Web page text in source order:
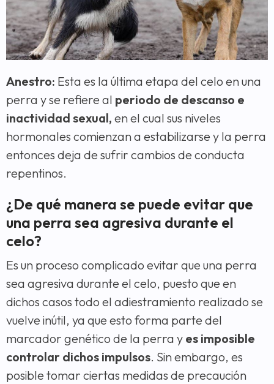
Anestro: Esta es la última etapa del celo en una
perra y se refiere al periodo de descanso e
inactividad sexual, en el cual sus niveles
hormonales comienzan a estabilizarse y la perra
entonces deja de sufrir cambios de conducta
repentinos.
¿De qué manera se puede evitar que
una perra sea agresiva durante el
celo?
Es un proceso complicado evitar que una perra
sea agresiva durante el celo, puesto que en
dichos casos todo el adiestramiento realizado se
vuelve inútil, ya que esto forma parte del
marcador genético de la perra y es imposible
controlar dichos impulsos. Sin embargo, es
posible tomar ciertas medidas de precaución